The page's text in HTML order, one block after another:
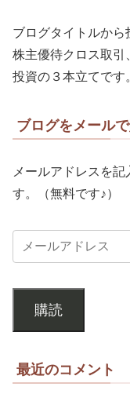
ブログタイトルから
株主優待クロス取引
投資の３本立てです
ブログをメール
メールアドレスを
す。（無料です♪）
購読
最近のコメント